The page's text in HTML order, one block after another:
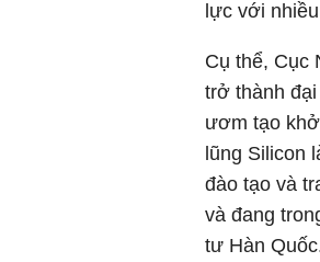
lực với
Cụ thể, Cục
trở thành
ươm tạo
lũng Silicon
đào tạo và
và đang
tư Hàn